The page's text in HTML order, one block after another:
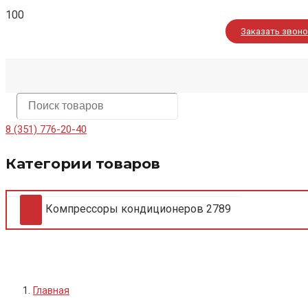
Заказать
8 (351) 776-20-40
Категории товаров
Компрессоры кондиционеров 2789
Главная